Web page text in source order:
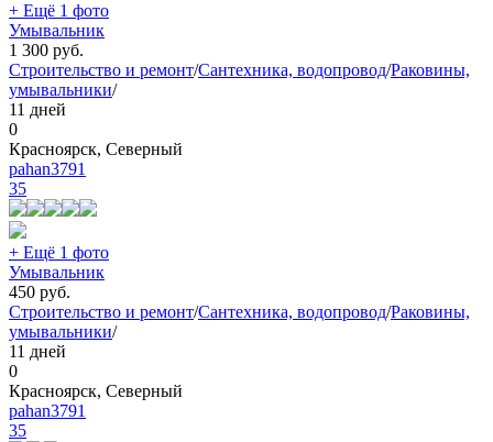
+ Ещё 1 фото
Умывальник
1 300 руб.
Строительство и ремонт/Сантехника, водопровод/Раковины,
умывальники/
11 дней
0
Красноярск, Северный
pahan3791
35
+ Ещё 1 фото
Умывальник
450 руб.
Строительство и ремонт/Сантехника, водопровод/Раковины,
умывальники/
11 дней
0
Красноярск, Северный
pahan3791
35